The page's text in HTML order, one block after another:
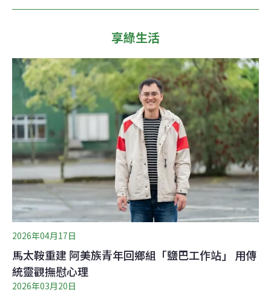
享綠生活
2026年04月17日
馬太鞍重建 阿美族青年回鄉組「鹽巴工作站」 用傳
統靈觀撫慰心理
2026年03月20日